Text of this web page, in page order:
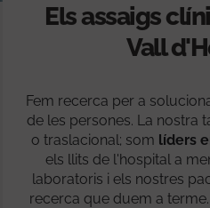
Els assaigs
Vall
Fem recerca per a
de les persones. La nostra
o traslacional; som líders
els llits de l'hospital a
laboratoris i els nostres
recerca que duem a